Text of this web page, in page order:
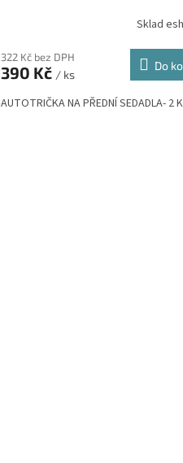
Sklad
322 Kč bez DPH
390 Kč / ks
Do
AUTOTRIČKA NA PŘEDNÍ SEDADLA- 2